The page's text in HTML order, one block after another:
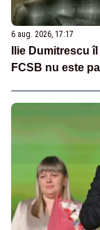
6 aug. 2026, 17:17
Ilie Dumitrescu
FCSB nu este